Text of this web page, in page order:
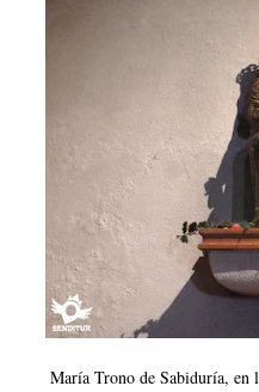
María Trono de Sabiduría, en